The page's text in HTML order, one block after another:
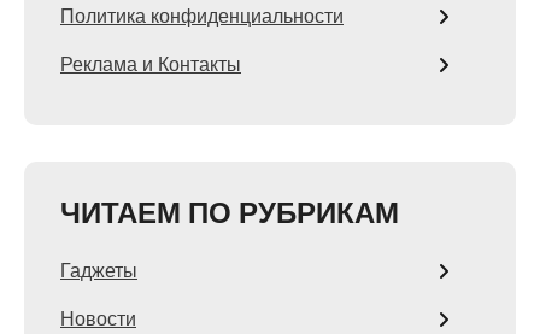
Политика конфиденциальности
Реклама и Контакты
ЧИТАЕМ ПО РУБРИКАМ
Гаджеты
Новости